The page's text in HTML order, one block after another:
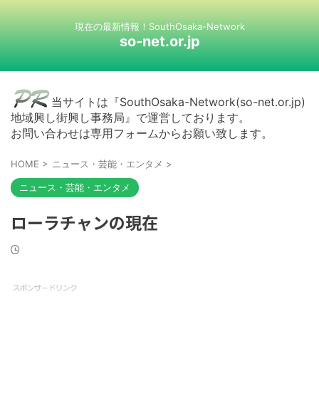
現在の最新情報！SouthOsaka-Network
so-net.or.jp
当サイトは『SouthOsaka-Network(so-net.or.jp)
地域興し街興し事務局』で運営しております。
お問い合わせは専用フォームからお願い致します。
HOME > ニュース・芸能・エンタメ >
ニュース・芸能・エンタメ
ローラチャンの現在